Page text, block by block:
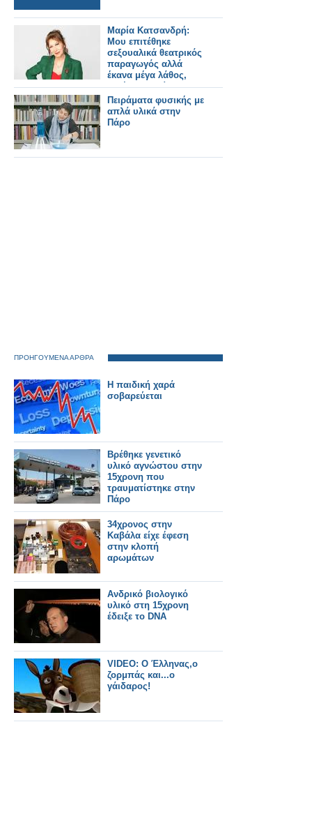
Μαρία Κατσανδρή:
Μου επιτέθηκε
σεξουαλικά θεατρικός
παραγωγός αλλά
έκανα μέγα λάθος,
αντέδρασα βίαια
Πειράματα φυσικής με
απλά υλικά στην
Πάρο
ΠΡΟΗΓΟΥΜΕΝΑ ΑΡΘΡΑ
Η παιδική χαρά
σοβαρεύεται
Βρέθηκε γενετικό
υλικό αγνώστου στην
15χρονη που
τραυματίστηκε στην
Πάρο
34χρονος στην
Καβάλα είχε έφεση
στην κλοπή
αρωμάτων
Ανδρικό βιολογικό
υλικό στη 15χρονη
έδειξε το DNA
VIDEO: O Έλληνας,ο
ζορμπάς και...ο
γάιδαρος!